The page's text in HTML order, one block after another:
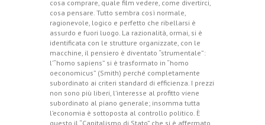
cosa comprare, quale film vedere, come divertirci,
cosa pensare. Tutto sembra così normale,
ragionevole, logico e perfetto che ribellarsi è
assurdo e fuori luogo. La razionalità, ormai, si è
identificata con le strutture organizzate, con le
macchine, il pensiero è diventato “strumentale”:
l’“homo sapiens” si è trasformato in “homo
oeconomicus” (Smith) perché completamente
subordinato ai criteri standard di efficienza. I prezzi
non sono più liberi, l’interesse al profitto viene
subordinato al piano generale; insomma tutta
l’economia è sottoposta al controllo politico. È
questo il “Capitalismo di Stato” che si è affermato